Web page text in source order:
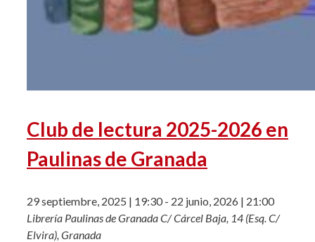
Club de lectura 2025-2026 en
Paulinas de Granada
29 septiembre, 2025 | 19:30- 22 junio, 2026 | 21:00
Librería Paulinas de GranadaC/ Cárcel Baja, 14 (Esq. C/
Elvira), Granada